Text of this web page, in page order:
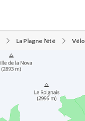
La Plagne l'été Vélo